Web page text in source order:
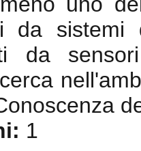
da sistemi
da
1